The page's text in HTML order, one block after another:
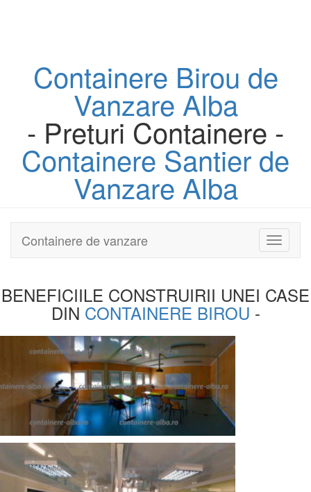
Containere Birou de
Vanzare Alba
- Preturi Containere -
Containere Santier de
Vanzare Alba
Toggle
Containere de vanzare
BENEFICIILE CONSTRUIRII UNEI CASE
DIN CONTAINERE BIROU -